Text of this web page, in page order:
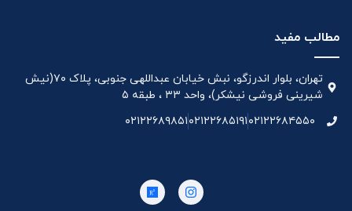
مطالب مفید
تهران، بلوار اندرزگو، نبش خیابان عبداللهی جنوبی، پلاک ۷۰(نیش
شیرینی فروشی نیشکر)، واحد ۳۳ ، طبقه ۵
۰۲۱۲۲۶۸۴۵۵۰۰۲۱۲۲۶۸۵۱۹۱۰۲۱۲۲۶۸۹۸۵۱